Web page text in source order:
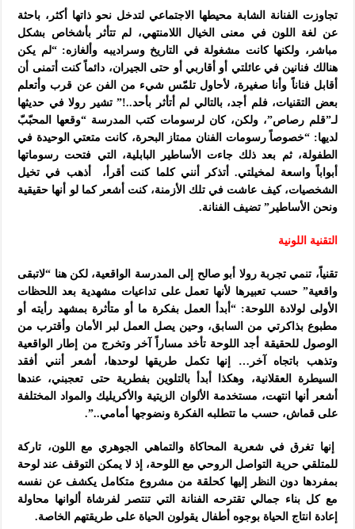
تجاوزت الفنانة الشابة محيطها الاجتماعي لتدخل نحو ذاتها أكثر، باحثة
عن لغة اللون في معنى الخيال اللامنتهي، لم تتأثر بأشخاص بشكل
مباشر، ولكنها كانت مشغولة في التاريخ وسراديبه وألغازه: “لم يكن
هنالك فنانين في عائلتي أو أقاربي أو حتى الجيران، دائماً كنت أتمنى أن
أقابل فناناً وأنا صغيرة، لأحاول تلمّس شيء من الفن عن قرب وأتعلم
بعض
التقنيات، فلم أجد، بالتالي لم أتأثر بأحد..!” تشير رولا في حديثها
لـ”قلم رصاص”، ولكن، كان لرسومات كتب المدرسة “وقعها المحبّبّ
لديها: “خصوصاً رسومات الفنان ممتاز البحرة، كانت متعتي الوحيدة في
الطفولة، ثم بعد ذلك جاءت الأساطير البابلية، التي فتحت رسوماتها
أبواباً واسعة لمخيلتي. أتذكر أنني كلما كنت أقرأ، أذهب في تخيل
الشخصيات، كيف عاشت في تلك الأزمنة، كنت أشعر كما لو أنها حقيقية
ونحن الأساطير” تضيف الفنانة.
التقنية اللونية
تقنياً، تنمي تجربة رولا أبو صالح إلى المدرسة الواقعية، لكن هنا “لاتبقى
واقعية” حسب تعبيرها لأنها تعمل على تداعيات مشهدية بعد اللحظات
الأولى لولادة اللوحة: “أبدأ العمل بفكرة ما أو متأثرة بمشهد رأيته أو
مطبوع بذاكرتي من السابق، وحين يصل العمل لبر الأمان وأقترب من
الوصول للحقيقة أجد اللوحة تأخد مساراً آخر وتخرج من إطار الواقعية
وتذهب باتجاه آخر… إنها تكمل طريقها لوحدها، أشعر أنني أفقد
السيطرة العقلانية، وهكذا أبدأ بالتلوينبفطرية حتى تعجبني، عندها
أشعر أنها انتهت، مستخدمة الألوان الزيتية والأكريليك والمواد المختلفة
على قماش، حسب ما تتطلبه الفكرة ونضوجها أمامي..”.
إنها تغرق في شعرية المحاكاة والتماهي الجوهري مع اللون، تاركة
للمتلقي حرية التواصل الروحي مع اللوحة، إذ لا يمكن التوقف عند لوحة
بمفردها دون النظر إليها كحلقة من مشروع متكامل يكشف عن نفسه
مع كل بناء جمالي تقترحه الفنانة التي تنتصر لفرشاة ألوانها محاولة
إعادة انتاج الحياة بوجوه أطفال يقولون الحياة على طريقتهم الخاصة.